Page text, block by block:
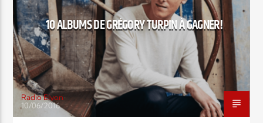
Elyon Live
Elyon Kids
10 ALBUMS DE GRÉGORY TURPIN À GAGNER!
Radio Elyon
10/06/2016